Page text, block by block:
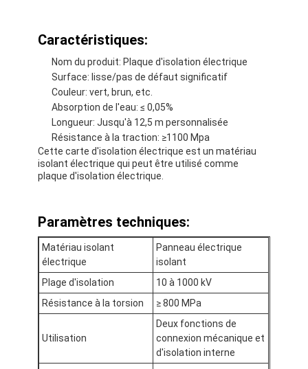
Maison
Caractéristiques:
Nom du produit: Plaque d'isolation électrique
Surface: lisse/pas de défaut significatif
Couleur: vert, brun, etc.
Absorption de l'eau: ≤ 0,05%
Longueur: Jusqu'à 12,5 m personnalisée
Résistance à la traction: ≥1100 Mpa
Cette carte d'isolation électrique est un matériau
isolant électrique qui peut être utilisé comme
plaque d'isolation électrique.
Paramètres techniques:
Matériau isolant
électrique
Panneau électrique
isolant
Plage d'isolation
10 à 1000 kV
Résistance à la torsion
≥ 800 MPa
Utilisation
Deux fonctions de
connexion mécanique et
d'isolation interne